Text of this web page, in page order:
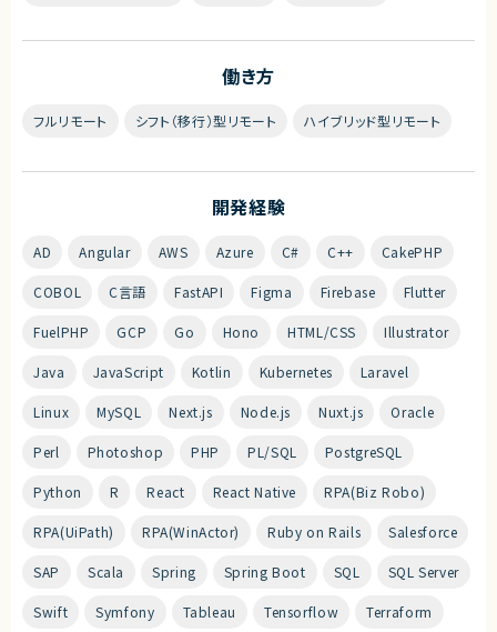
働き方
フルリモート シフト（移行）型リモート ハイブリッド型リモート
開発経験
AD Angular AWS Azure C# C++ CakePHP
COBOL C言語 FastAPI Figma Firebase Flutter
FuelPHP GCP Go Hono HTML/CSS Illustrator
Java JavaScript Kotlin Kubernetes Laravel
Linux MySQL Next.js Node.js Nuxt.js Oracle
Perl Photoshop PHP PL/SQL PostgreSQL
Python R React React Native RPA(Biz Robo)
RPA(UiPath) RPA(WinActor) Ruby on Rails Salesforce
SAP Scala Spring Spring Boot SQL SQL Server
Swift Symfony Tableau Tensorflow Terraform